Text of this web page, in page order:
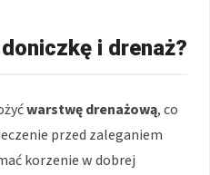
i drenaż?
warstwę drenażową, co
przed zaleganiem
korzenie w dobrej